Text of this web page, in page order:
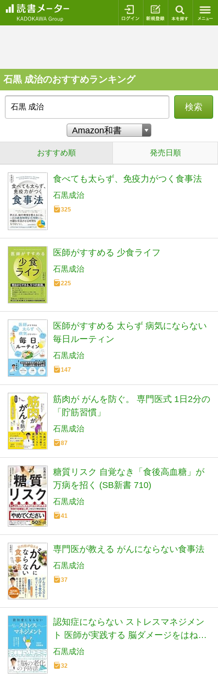
ログイン 新規登録
石黒 成治のおすすめランキング
検索
おすすめ順 発売日順
食べても太らず、免疫力がつく食事法
石黒成治
325
医師がすすめる 少食ライフ
石黒成治
225
医師がすすめる 太らず 病気にならない
毎日ルーティン
石黒成治
147
筋肉が がんを防ぐ。 専門医式 1日2分の
「貯筋習慣」
石黒成治
87
糖質リスク 自覚なき「食後高血糖」が
万病を招く (SB新書 710)
石黒成治
41
専門医が教える がんにならない食事法
石黒成治
37
認知症にならない ストレスマネジメン
ト 医師が実践する 脳ダメージをはねの
ける方法
石黒成治
32